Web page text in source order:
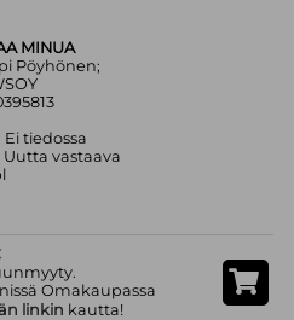
MINUA
Pöyhönen;
tiedossa
vastaava
Omakaupassa
linkin kautta!